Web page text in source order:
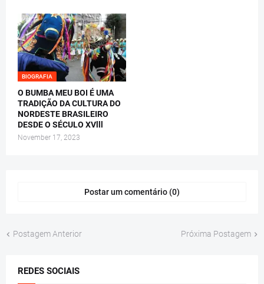
BIOGRAFIA
O BUMBA MEU BOI É UMA
TRADIÇÃO DA CULTURA DO
NORDESTE BRASILEIRO
DESDE O SÉCULO XVlll
November 17, 2023
Postar um comentário (0)
Postagem Anterior Próxima Postagem
REDES SOCIAIS